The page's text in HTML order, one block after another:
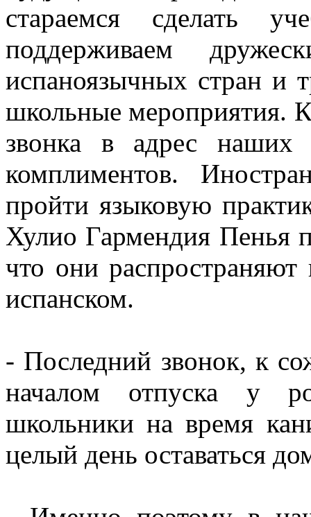
стараемся сделать
поддерживаем
испаноязычных стран и
школьные мероприятия.
звонка в адрес наших
комплиментов.
пройти языковую
Хулио Гармендия Пенья
что они распространяют
испанском.
- Последний звонок, к
началом отпуска у
школьники на время
целый день оставаться